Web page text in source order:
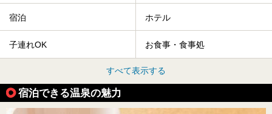
宿泊 ホテル
子連れOK お食事・食事処
すべて表示する
宿泊できる温泉の魅力